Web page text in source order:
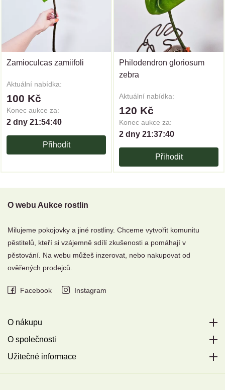
Zamioculcas zamiifoli
Aktuální nabídka:
100 Kč
Konec aukce za:
2 dny 21:54:40
Přihodit
Philodendron gloriosum
zebra
Aktuální nabídka:
120 Kč
Konec aukce za:
2 dny 21:37:40
Přihodit
O webu Aukce rostlin
Milujeme pokojovky a jiné rostliny. Chceme vytvořit komunitu
pěstitelů, kteří si vzájemně sdílí zkušenosti a pomáhají v
pěstování. Na webu můžeš inzerovat, nebo nakupovat od
ověřených prodejců.
Facebook Instagram
O nákupu
O společnosti
Užitečné informace